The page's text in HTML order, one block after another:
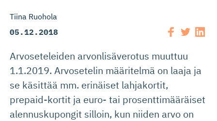
Tiina Ruohola
05.12.2018
Arvoseteleiden arvonlisäverotus muuttuu
1.1.2019. Arvosetelin määritelmä on laaja ja
se käsittää mm. erinäiset lahjakortit,
prepaid-kortit ja euro- tai prosenttimääräiset
alennuskupongit silloin, kun niiden arvo on